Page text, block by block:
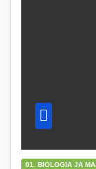
01. BIOLOGIA JA